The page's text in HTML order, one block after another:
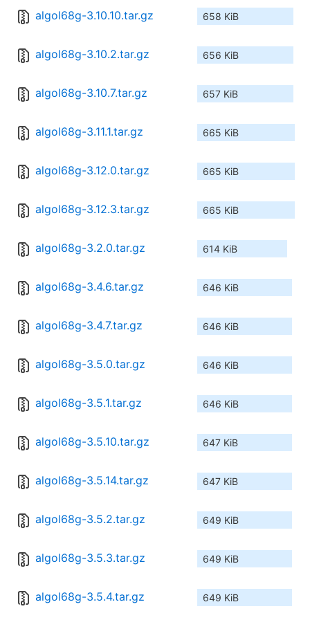
algol68g-3.10.10.tar.gz 658 KiB
algol68g-3.10.2.tar.gz 656 KiB
algol68g-3.10.7.tar.gz 657 KiB
algol68g-3.11.1.tar.gz 665 KiB
algol68g-3.12.0.tar.gz 665 KiB
algol68g-3.12.3.tar.gz 665 KiB
algol68g-3.2.0.tar.gz 614 KiB
algol68g-3.4.6.tar.gz 646 KiB
algol68g-3.4.7.tar.gz 646 KiB
algol68g-3.5.0.tar.gz 646 KiB
algol68g-3.5.1.tar.gz 646 KiB
algol68g-3.5.10.tar.gz 647 KiB
algol68g-3.5.14.tar.gz 647 KiB
algol68g-3.5.2.tar.gz 649 KiB
algol68g-3.5.3.tar.gz 649 KiB
algol68g-3.5.4.tar.gz 649 KiB